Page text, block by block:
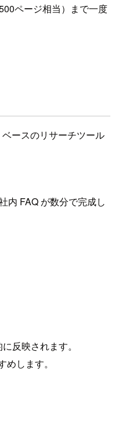
ページ相当）まで一度
ースのリサーチツール
内 FAQ が数分で完成し
反映されます。
します。